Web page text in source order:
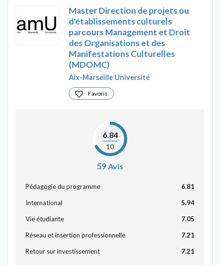
Master Direction de projets ou
d'établissements culturels
parcours Management et Droit
des Organisations et des
Manifestations Culturelles
(MDOMC)
Aix-Marseille Université
Favoris
6.84
10
59Avis
Pédagogie du programme 6.81
International 5.94
Vie étudiante 7.05
Réseau et insertion professionnelle 7.21
Retour sur investissement 7.21